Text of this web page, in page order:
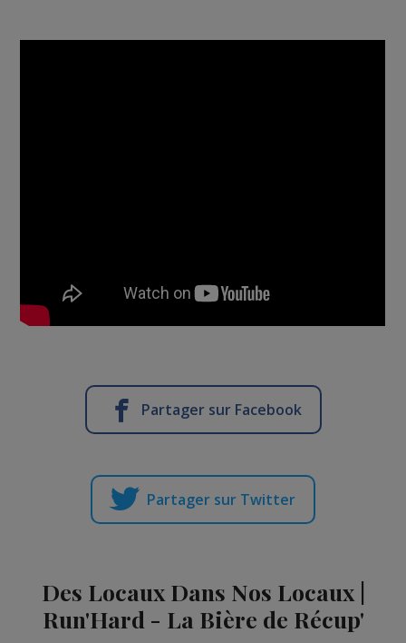
Partager sur Facebook
Partager sur Twitter
Des Locaux Dans Nos Locaux |
Run'Hard - La Bière de Récup'